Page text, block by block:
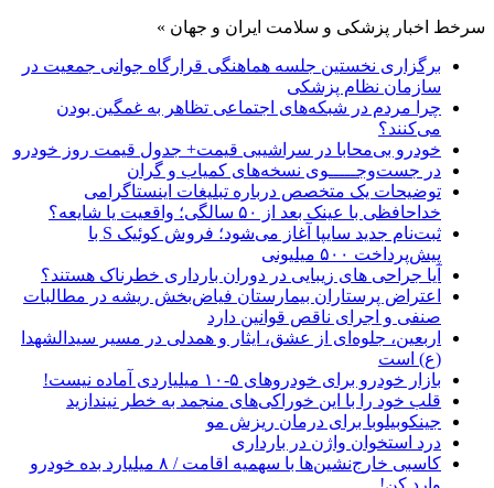
سرخط اخبار پزشکی و سلامت ایران و جهان »
برگزاری نخستین جلسه هماهنگی قرارگاه جوانی جمعیت در
سازمان نظام پزشکی
چرا مردم در شبکه‌های اجتماعی تظاهر به غمگین بودن
می‌کنند؟
خودرو بی‌محابا در سراشیبی قیمت+ جدول قیمت روز خودرو
در جست‌وجـــــوی نسخه‌های کمیاب و گران
توضیحات یک متخصص درباره تبلیغات اینستاگرامی
خداحافظی با عینک بعد از ۵۰ سالگی؛ واقعیت یا شایعه؟
ثبت‌نام جدید سایپا آغاز می‌شود؛ فروش کوئیک S با
پیش‌پرداخت ۵۰۰ میلیونی
آیا جراحی های زیبایی در دوران بارداری خطرناک هستند؟
اعتراض پرستاران بیمارستان فیاض‌بخش ریشه در مطالبات
صنفی و اجرای ناقص قوانین دارد
اربعین، جلوه‌ای از عشق، ایثار و همدلی در مسیر سیدالشهدا
(ع) است
بازار خودرو برای خودروهای ۵-۱۰ میلیاردی آماده نیست!
قلب خود را با این خوراکی‌های منجمد به خطر نیندازید
جینکوبیلوبا برای درمان ریزش مو
درد استخوان واژن در بارداری
کاسبی خارج‌نشین‌ها با سهمیه اقامت / ۸ میلیارد بده خودرو